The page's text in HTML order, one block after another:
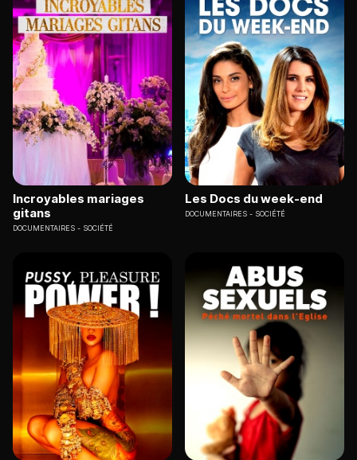
Incroyables mariages
gitans
DOCUMENTAIRES SOCIÉTÉ
Les Docs du week-end
DOCUMENTAIRES SOCIÉTÉ